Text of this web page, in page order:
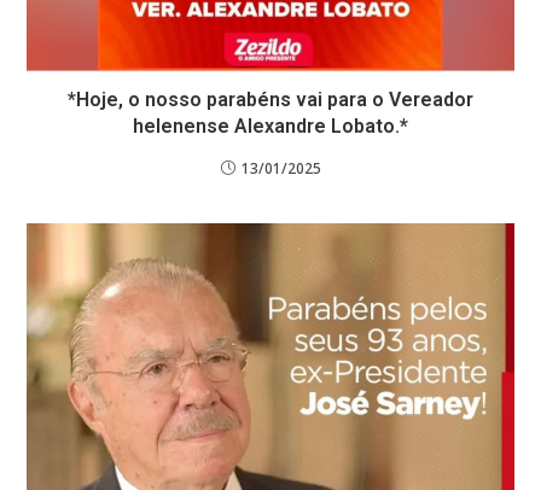
*Hoje, o nosso parabéns vai para o Vereador
helenense Alexandre Lobato.*
13/01/2025